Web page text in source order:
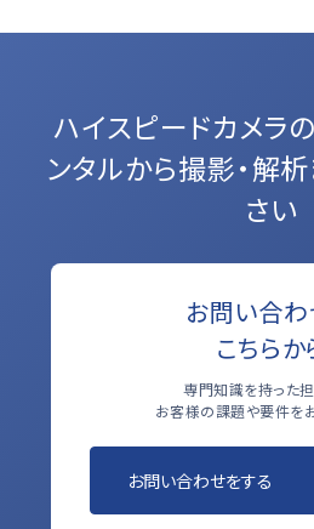
ハイスピードカメラ
ンタルから撮影・解
さい
お問い合
こちらか
専門知識を持った
お客様の課題や要件を
お問い合わせをする